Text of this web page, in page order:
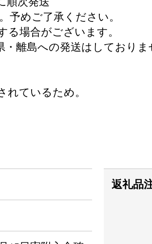
予めご了承ください。
場合がございます。
離島への発送はしておりま
れているため。
返礼品